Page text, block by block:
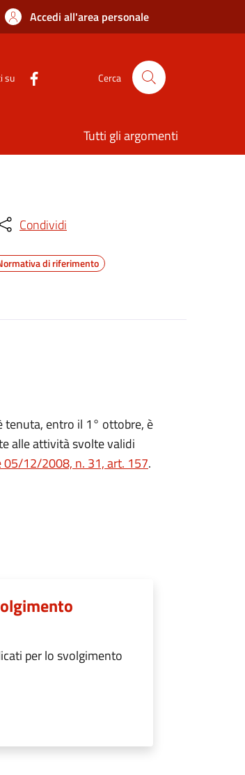
Accedi all'area personale
su Cerca
Tutti gli argomenti
Condividi
di riferimento
tenuta, entro il 1° ottobre, è
alle attività svolte validi
05/12/2008, n. 31, art. 157.
per lo svolgimento